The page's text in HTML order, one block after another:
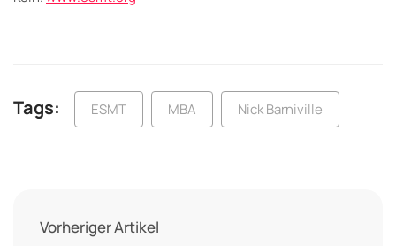
Tags: ESMT MBA Nick Barniville
Vorheriger Artikel